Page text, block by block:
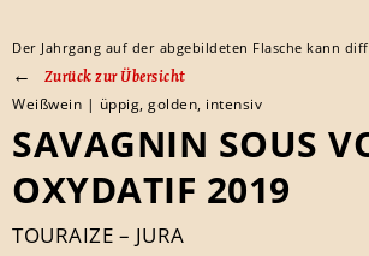
Der Jahrgang auf der abgebildeten Flasche kann
Zurück zur Übersicht
Weißwein | üppig, golden, intensiv
SAVAGNIN SOUS
OXYDATIF 2019
TOURAIZE – JURA